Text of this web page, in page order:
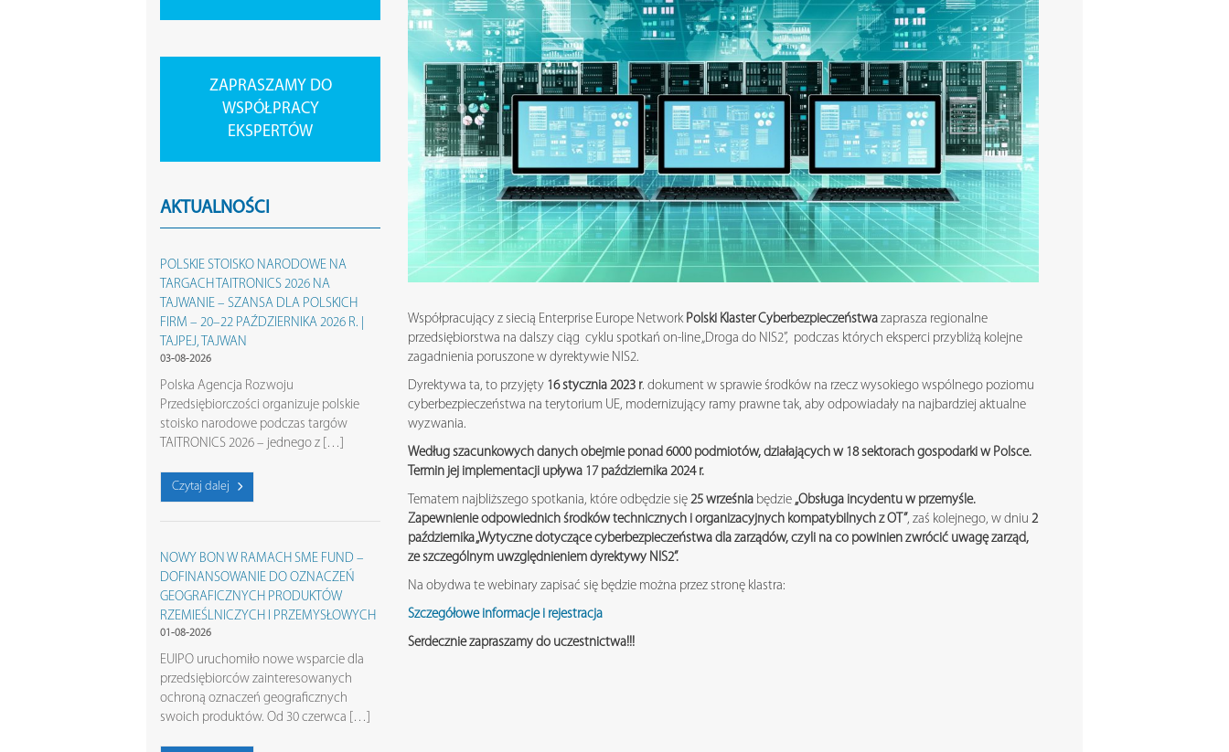
ZAPRASZAMY DO
WSPÓŁPRACY
EKSPERTÓW
AKTUALNOŚCI
POLSKIE STOISKO NARODOWE NA
TARGACH TAITRONICS 2026 NA
TAJWANIE – SZANSA DLA POLSKICH
FIRM – 20–22 PAŹDZIERNIKA 2026 R. |
TAJPEJ, TAJWAN
03-08-2026
Polska Agencja Rozwoju
Przedsiębiorczości organizuje polskie
stoisko narodowe podczas targów
TAITRONICS 2026 – jednego z […]
Czytaj dalej
NOWY BON W RAMACH SME FUND –
DOFINANSOWANIE DO OZNACZEŃ
GEOGRAFICZNYCH PRODUKTÓW
RZEMIEŚLNICZYCH I PRZEMYSŁOWYCH
01-08-2026
EUIPO uruchomiło nowe wsparcie dla
przedsiębiorców zainteresowanych
ochroną oznaczeń geograficznych
swoich produktów. Od 30 czerwca […]
Współpracujący z siecią Enterprise Europe Network Polski Klaster Cyberbezpieczeństwa zaprasza regionalne
przedsiębiorstwa na dalszy ciąg cyklu spotkań on-line „Droga do NIS2”, podczas których eksperci przybliżą kolejne
zagadnienia poruszone w dyrektywie NIS2.
Dyrektywa ta, to przyjęty 16 stycznia 2023 r. dokument w sprawie środków na rzecz wysokiego wspólnego poziomu
cyberbezpieczeństwa na terytorium UE, modernizujący ramy prawne tak, aby odpowiadały na najbardziej aktualne
wyzwania.
Według szacunkowych danych obejmie ponad 6000 podmiotów, działających w 18 sektorach gospodarki w Polsce.
Termin jej implementacji upływa 17 października 2024 r.
Tematem najbliższego spotkania, które odbędzie się 25 września będzie „Obsługa incydentu w przemyśle.
Zapewnienie odpowiednich środków technicznych i organizacyjnych kompatybilnych z OT”, zaś kolejnego, w dniu 2
października „Wytyczne dotyczące cyberbezpieczeństwa dla zarządów, czyli na co powinien zwrócić uwagę zarząd,
ze szczególnym uwzględnieniem dyrektywy NIS2”.
Na obydwa te webinary zapisać się będzie można przez stronę klastra:
Szczegółowe informacje i rejestracja
Serdecznie zapraszamy do uczestnictwa!!!